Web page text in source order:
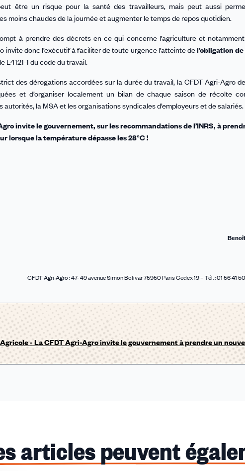
être un risque pour la santé des travailleurs, mais peut aussi
moins chaudes de la journée et augmenter le temps de repos quotidien.
à prendre des décrets en ce qui concerne l’agriculture et
invite donc l’exécutif à faciliter de toute urgence l’atteinte del’obligation
L4121-1 du code du travail.
des dérogations accordées sur la durée du travail, la CFDT Agri-Agro
et d’organiser localement un bilan de chaque saison de récolte
la MSA et les organisations syndicales d’employeurs et de salariés.
invite le gouvernement, sur les recommandations de l’INRS, à
lorsque la température dépasse les 28°C !
CFDT Agri-Agro : 47- 49 avenue Simon Bolivar 75950 Paris Cedex 19 – Tél. : 01 56 41
- La CFDT Agri-Agro invite le gouvernement à prendre un
articles peuvent